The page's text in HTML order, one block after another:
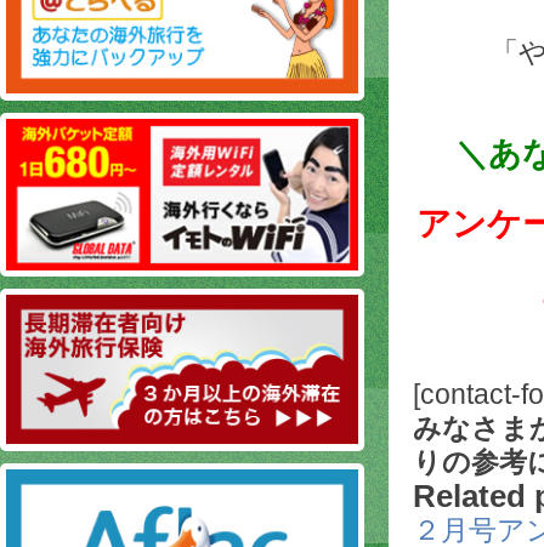
「
＼あ
アンケ
[contact-
みなさま
りの参考
Related
２月号ア